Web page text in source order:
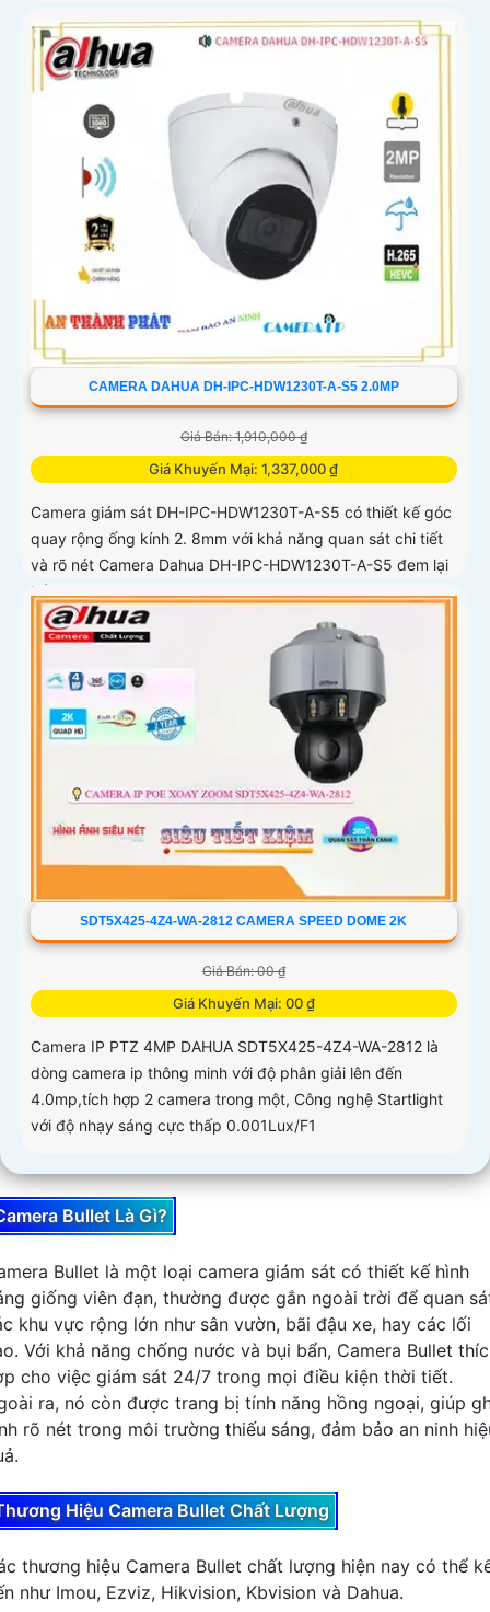
trường ánh sáng yếu Tầm nhìn hồng ngoại đạt đến 100m
và đèn ánh sáng ấm 50m giúp hình ảnh ban đêm luôn sắc
nét Camera hỗ trợ chống nước IP67 cùng tốc độ khung
hình 30fps@1080p ổn định
CAMERA DAHUA DH-IPC-HDW1230T-A-S5 2.0MP
Giá Bán: 1,910,000 ₫
Giá Khuyến Mại: 1,337,000 ₫
Camera giám sát DH-IPC-HDW1230T-A-S5 có thiết kế góc
quay rộng ống kính 2. 8mm với khả năng quan sát chi tiết
và rõ nét Camera Dahua DH-IPC-HDW1230T-A-S5 đem lại
trải nghiệm an toàn và tin cậy cho người dùng camera có
khả năng theo dõi diện rộng phù hợp cho việc giám sát các
khu vực lớn để bảo vệ tài sản và an ninh cho gia đình, cửa
hàng hoặc doanh nghiệpThiết bị Camera giá rẻ DH-IPC-
HDW1230T-A-S5 là lựa chọn tốt cho việc lắp đặt tại văn
phòng, cửa hàng, hoặc công sở
SDT5X425-4Z4-WA-2812 CAMERA SPEED DOME 2K
Giá Bán: 00 ₫
Giá Khuyến Mại: 00 ₫
Camera IP PTZ 4MP DAHUA SDT5X425-4Z4-WA-2812 là
dòng camera ip thông minh với độ phân giải lên đến
4.0mp,tích hợp 2 camera trong một, Công nghệ Startlight
với độ nhạy sáng cực thấp 0.001Lux/F1
Bullet Là Gì?
Bullet là một loại camera giám sát có thiết kế hình
giống viên đạn, thường được gắn ngoài trời để quan
khu vực rộng lớn như sân vườn, bãi đậu xe, hay các lối
Với khả năng chống nước và bụi bẩn, Camera Bullet
cho việc giám sát 24/7 trong mọi điều kiện thời tiết.
ra, nó còn được trang bị tính năng hồng ngoại, giúp
rõ nét trong môi trường thiếu sáng, đảm bảo an ninh
Hiệu Camera Bullet Chất Lượng
thương hiệu Camera Bullet chất lượng hiện nay có thể
như Imou, Ezviz, Hikvision, Kbvision và Dahua.